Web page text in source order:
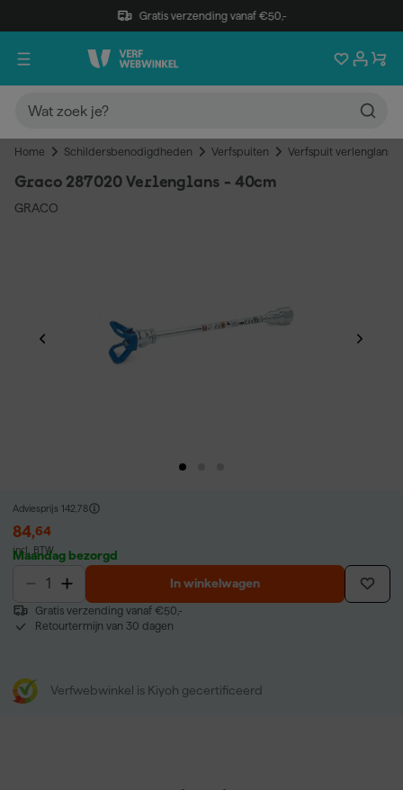
Gratis verzending vanaf €50,-
Home Schildersbenodigdheden Verfspuiten Verfspuit
Graco 287020 Verlenglans - 40cm
GRACO
Adviesprijs 142,78
84,64
incl. BTW
Maandag bezorgd
In winkelwagen
Gratis verzending vanaf €50,-
Retourtermijn van 30 dagen
Verfwebwinkel is Kiyoh gecertificeerd